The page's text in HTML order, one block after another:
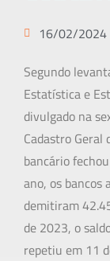
16/02/2024
Segundo
Estatística e
divulgado na
Cadastro Geral
bancário
ano, os bancos
demitiram
de 2023, o
repetiu em 11